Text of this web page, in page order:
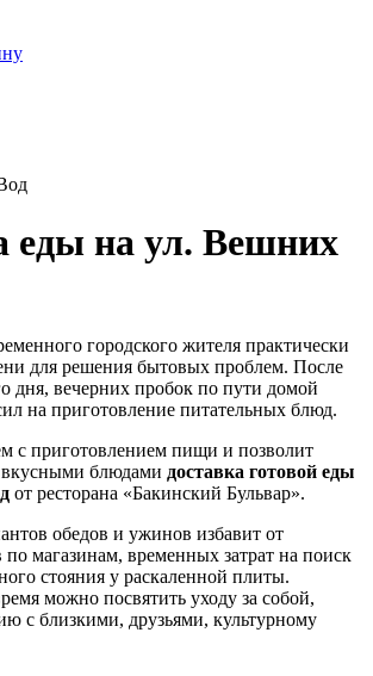
еды на ул. Вешних
городского жителя практически
для решения бытовых проблем. После
дня, вечерних пробок по пути домой
на приготовление питательных блюд.
с приготовлением пищи и позволит
вкусными блюдами доставка готовой еды
от ресторана «Бакинский Бульвар».
обедов и ужинов избавит от
магазинам, временных затрат на поиск
стояния у раскаленной плиты.
можно посвятить уходу за собой,
с близкими, друзьями, культурному